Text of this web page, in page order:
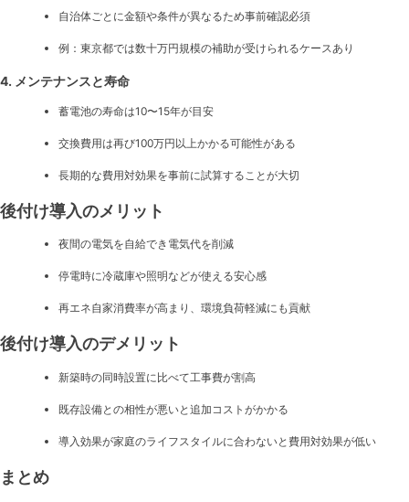
自治体ごとに金額や条件が異なるため事前確認必須
例：東京都では数十万円規模の補助が受けられるケースあり
4. メンテナンスと寿命
蓄電池の寿命は10〜15年が目安
交換費用は再び100万円以上かかる可能性がある
長期的な費用対効果を事前に試算することが大切
後付け導入のメリット
夜間の電気を自給でき電気代を削減
停電時に冷蔵庫や照明などが使える安心感
再エネ自家消費率が高まり、環境負荷軽減にも貢献
後付け導入のデメリット
新築時の同時設置に比べて工事費が割高
既存設備との相性が悪いと追加コストがかかる
導入効果が家庭のライフスタイルに合わないと費用対効果が低い
まとめ